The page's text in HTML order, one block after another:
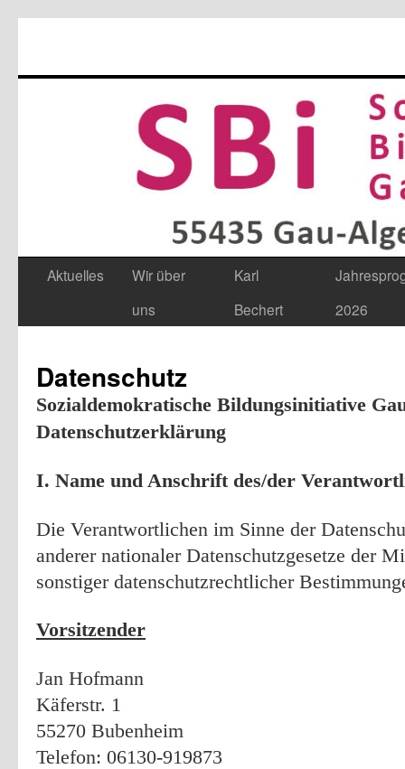
Zum
Aktuelles
Wir über
uns
Karl
Bechert
2026
Datenschutz
Sozialdemokratische Bildungsinitiative
Datenschutzerklärung
I. Name und Anschrift des/der
Die Verantwortlichen im Sinne der
anderer nationaler Datenschutzgesetze der
sonstiger datenschutzrechtlicher
Vorsitzender
Jan Hofmann
Käferstr. 1
55270 Bubenheim
Telefon: 06130-919873